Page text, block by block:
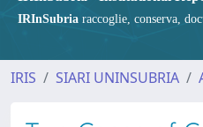
IRInSubria raccoglie, conserva,
IRIS SIARI UNINSUBRIA